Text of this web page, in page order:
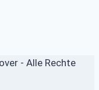
- Alle Rechte